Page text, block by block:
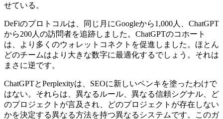
せている。
DeFiのプロトコルは、同じ月にGoogleから1,000人、ChatGPT
から200人の訪問者を追跡しました。ChatGPTのコホート
は、より多くのウォレットコネクトを促進しました。ほとん
どのチームはより大きな数字に最適化するでしょう。それは
まさに逆です。
ChatGPTとPerplexityは、SEOに新しいペンキを塗ったわけで
はない。それらは、異なるルール、異なる信頼シグナル、ど
のプロジェクトが言及され、どのプロジェクトが存在しない
かを決定する異なる方法を持つ異なるシステムです。このガ